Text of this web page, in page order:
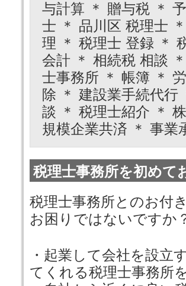
与計算 ＊ 贈与税 ＊
士 ＊ 品川区 税理士
理 ＊ 税理士 登録 ＊
会計 ＊ 相続税 相談
士事務所 ＊ 帳簿 ＊
除 ＊ 建設業手続代行
談 ＊ 税理士紹介 ＊
規模企業共済 ＊ 事業
税理士事務所を初めて
税理士事務所とのお付
お困りではないですか
・起業して会社を設立
てくれる税理士事務所